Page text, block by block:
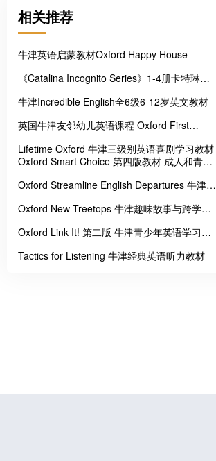
相关推荐
牛津英语启蒙教材Oxford Happy House
《Catalina Incognito Series》1-4册卡特琳娜
牛津Incredible English全6级6-12岁英文教材
英国牛津友邻幼儿英语课程 Oxford First
Lifetime Oxford 牛津三级别英语喜剧学习教材
Oxford Smart Choice 第四版教材 成人和青少
Oxford Streamline English Departures 牛津经
Oxford New Treetops 牛津趣味故事与跨学科
Oxford Link It! 第二版 牛津青少年英语学习教
Tactics for Listening 牛津经典英语听力教材